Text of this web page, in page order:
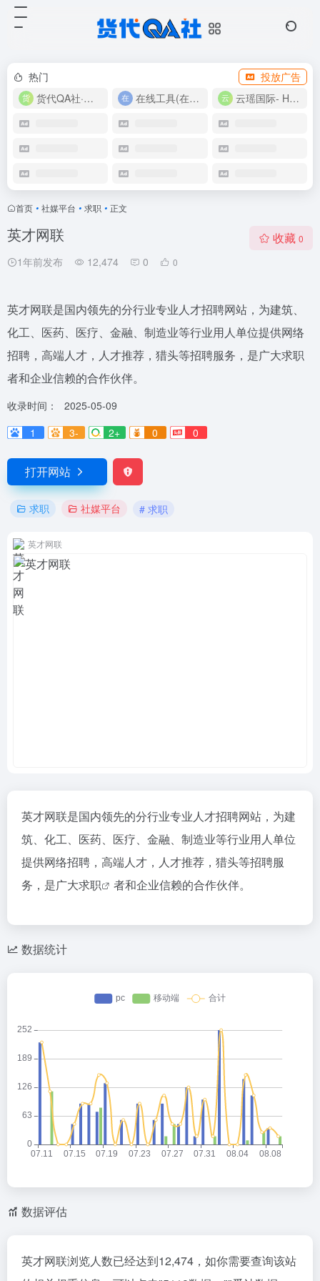
热门
投放广告
货代QA社·让货代之路更简单！
在线工具(在线实用工具200+) 云瑶国际- Harlan-15360639224
首页 • 社媒平台 • 求职 • 正文
英才网联
1年前发布 12,474 0 0
收藏 0
英才网联是国内领先的分行业专业人才招聘网站，为建筑、
化工、医药、医疗、金融、制造业等行业用人单位提供网络
招聘，高端人才，人才推荐，猎头等招聘服务，是广大求职
者和企业信赖的合作伙伴。
收录时间：
2025-05-09
1
3- 2+ 0 0
打开网站
求职 社媒平台 # 求职
英才网联
英才网联是国内领先的分行业专业人才招聘网站，为建
筑、化工、医药、医疗、金融、制造业等行业用人单位
提供网络招聘，高端人才，人才推荐，猎头等招聘服
务，是广大求职 者和企业信赖的合作伙伴。
数据统计
数据评估
英才网联浏览人数已经达到12,474，如你需要查询该站